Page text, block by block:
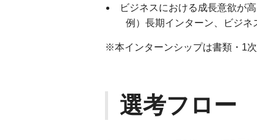
ビジネスにおける成長意欲が
例）長期インターン、ビジネ
※本インターンシップは書類・1
選考フロー